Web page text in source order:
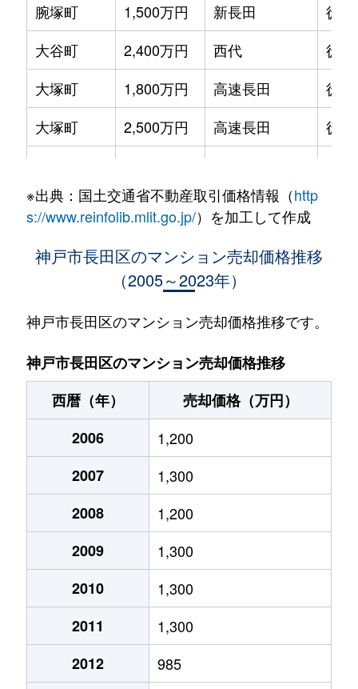
腕塚町
1,500万円 新長田
徒
大谷町
2,400万円 西代
徒
大塚町
1,800万円 高速長田
徒
大塚町
2,500万円 高速長田
徒
大橋町
2,900万円 新長田
1,700万円 新長田
大橋町
2,400万円 新長田
大橋町
2,600万円 新長田
大橋町
新長田
2,300万円
2,400万円
久保町
3,700万円
久保町
2,700万円
久保町
3,200万円
久保町
3,500万円
大日丘町
1,400万円
※出典：国土交通省不動産取引価格情報（http
s://www.reinfolib.mlit.go.jp/）を加工して作成
神戸市長田区のマンション売却価格推移
（2005～2023年）
神戸市長田区のマンション売却価格推移です。
神戸市長田区のマンション売却価格推移
西暦（年）
売却価格（万円）
2006
1,200
2007
1,300
2008
1,200
2009
1,300
2010
1,300
2011
1,300
2012
985